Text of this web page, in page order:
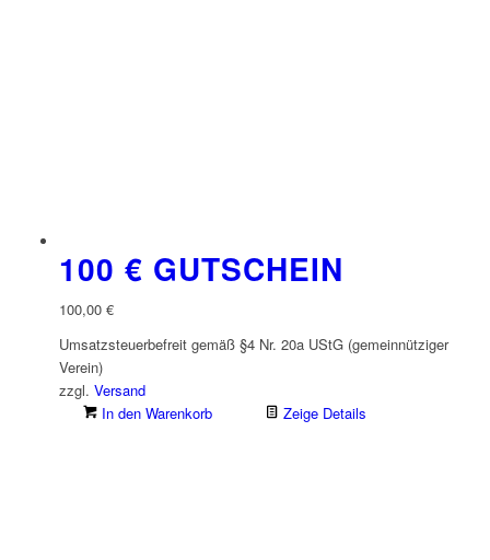
100 € GUTSCHEIN
100,00 €
Umsatzsteuerbefreit gemäß §4 Nr. 20a UStG (gemeinnütziger
Verein)
zzgl. Versand
In den Warenkorb
Zeige Details